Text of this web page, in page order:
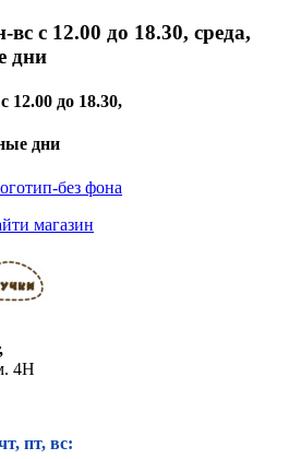
с 12.00 до 18.30, среда,
дни
12.00 до 18.30,
дни
магазин
4Н
пт, вс: